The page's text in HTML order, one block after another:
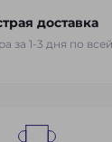
доставка
за 1-3 дня по